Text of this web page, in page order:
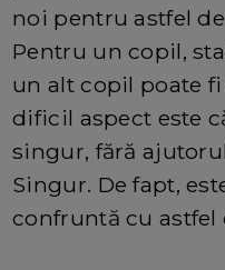
noi pentru astfel
Pentru un copil,
un alt copil poate
dificil aspect este
singur, fără
Singur. De fapt,
confruntă cu astfel